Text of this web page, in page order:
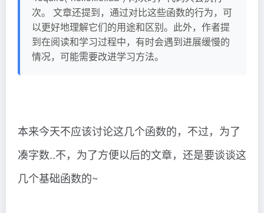
次。 文章还提到，通过对比这些函数的行为，可
以更好地理解它们的用途和区别。此外，作者提
到在阅读和学习过程中，有时会遇到进展缓慢的
情况，可能需要改进学习方法。
本来今天不应该讨论这几个函数的，不过，为了
凑字数..不，为了方便以后的文章，还是要谈谈这
几个基础函数的~